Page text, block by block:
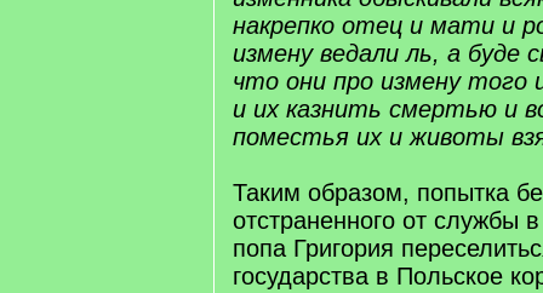
накрепко отец и мати и
измену ведали ль, а буде
что они про измену того
и их казнить смертью и
поместья их и животы
Таким образом, попытка
отстраненного от службы
попа Григория
государства в Польское